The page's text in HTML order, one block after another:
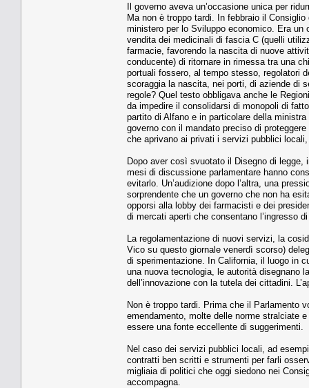
Il governo aveva un’occasione unica per
Ma non è troppo tardi. In febbraio il
ministero per lo Sviluppo economico. Era un
vendita dei medicinali di fascia C (quelli
farmacie, favorendo la nascita di nuove
conducente) di ritornare in rimessa tra una
portuali fossero, al tempo stesso, regolatori
scoraggia la nascita, nei porti, di aziende di
regole? Quel testo obbligava anche le
da impedire il consolidarsi di monopoli di
partito di Alfano e in particolare della
governo con il mandato preciso di
che aprivano ai privati i servizi pubblici
Dopo aver così svuotato il Disegno di
mesi di discussione parlamentare hanno
evitarlo. Un’audizione dopo l’altra, una
sorprendente che un governo che non ha
opporsi alla lobby dei farmacisti e dei
di mercati aperti che consentano l’ingresso
La regolamentazione di nuovi servizi, la
Vico su questo giornale venerdì scorso)
di sperimentazione. In California, il luogo in
una nuova tecnologia, le autorità disegnano
dell’innovazione con la tutela dei cittadini.
Non è troppo tardi. Prima che il Parlamento
emendamento, molte delle norme stralciate
essere una fonte eccellente di suggerimenti.
Nel caso dei servizi pubblici locali, ad
contratti ben scritti e strumenti per farli
migliaia di politici che oggi siedono nei
accompagna.